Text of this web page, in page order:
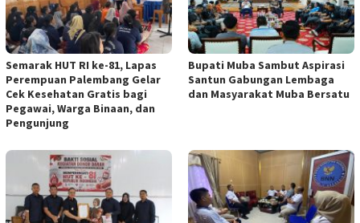
Semarak HUT RI ke-81, Lapas
Perempuan Palembang Gelar
Cek Kesehatan Gratis bagi
Pegawai, Warga Binaan, dan
Pengunjung
Bupati Muba Sambut Aspirasi
Santun Gabungan Lembaga
dan Masyarakat Muba Bersatu